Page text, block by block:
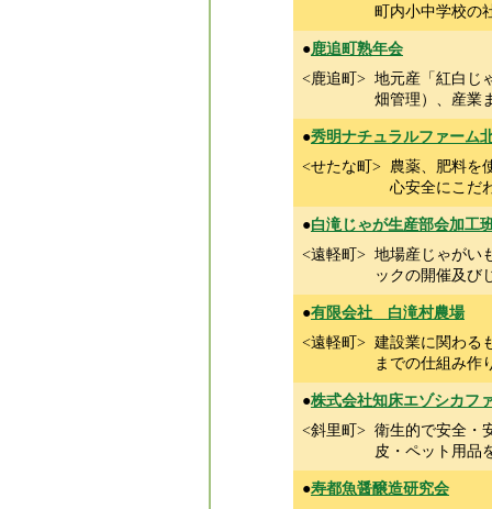
町内小中学校の
●鹿追町熟年会
<鹿追町> 地元産「紅白じ
畑管理）、産業
●秀明ナチュラルファーム
<せたな町> 農薬、肥料を
心安全にこだ
●白滝じゃが生産部会加工
<遠軽町> 地場産じゃがい
ックの開催及び
●有限会社 白滝村農場
<遠軽町> 建設業に関わる
までの仕組み作
●株式会社知床エゾシカフ
<斜里町> 衛生的で安全・
皮・ペット用品
●寿都魚醤醸造研究会